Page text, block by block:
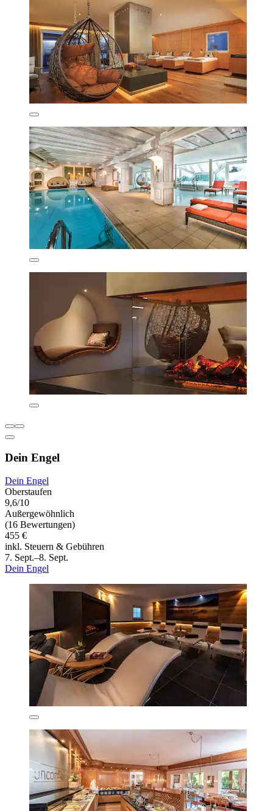
Dein Engel
Dein Engel
Oberstaufen
9,6/10
Außergewöhnlich
(16 Bewertungen)
455 €
inkl. Steuern & Gebühren
7. Sept.–8. Sept.
Dein Engel